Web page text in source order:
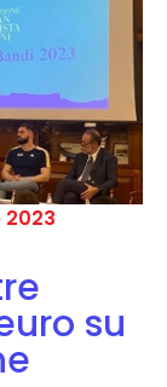
2023
su